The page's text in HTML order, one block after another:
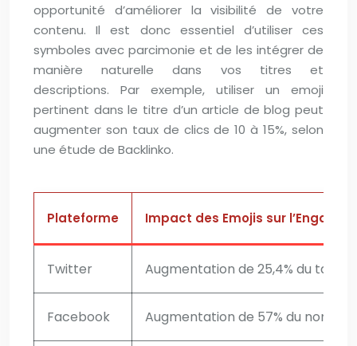
opportunité d’améliorer la visibilité de votre
contenu. Il est donc essentiel d’utiliser ces
symboles avec parcimonie et de les intégrer de
manière naturelle dans vos titres et
descriptions. Par exemple, utiliser un emoji
pertinent dans le titre d’un article de blog peut
augmenter son taux de clics de 10 à 15%, selon
une étude de Backlinko.
Plateforme Impact des Emojis sur
Twitter Augmentation de 25,4% du taux
Facebook Augmentation de 57% du nombre